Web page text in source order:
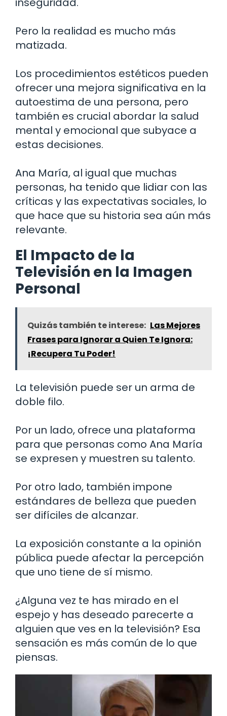
Pero la realidad es mucho más
matizada.
Los procedimientos estéticos pueden
ofrecer una mejora significativa en la
autoestima de una persona, pero
también es crucial abordar la salud
mental y emocional que subyace a
estas decisiones.
Ana María, al igual que muchas
personas, ha tenido que lidiar con las
críticas y las expectativas sociales, lo
que hace que su historia sea aún más
relevante.
El Impacto de la
Televisión en la Imagen
Personal
Quizás también te interese: Las Mejores
Frases para Ignorar a Quien Te Ignora:
¡Recupera Tu Poder!
La televisión puede ser un arma de
doble filo.
Por un lado, ofrece una plataforma
para que personas como Ana María
se expresen y muestren su talento.
Por otro lado, también impone
estándares de belleza que pueden
ser difíciles de alcanzar.
La exposición constante a la opinión
pública puede afectar la percepción
que uno tiene de sí mismo.
¿Alguna vez te has mirado en el
espejo y has deseado parecerte a
alguien que ves en la televisión? Esa
sensación es más común de lo que
piensas.